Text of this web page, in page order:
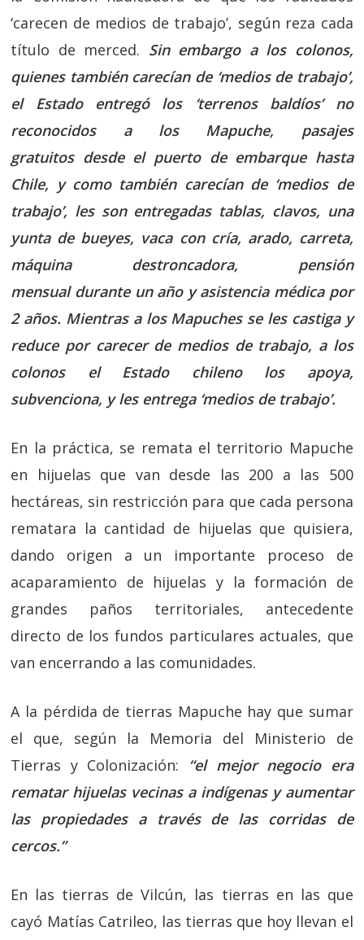
‘carecen de medios de trabajo’, según reza cada
título de merced. Sin embargo a los colonos,
quienes también carecían de ‘medios de trabajo’,
el Estado entregó los ‘terrenos baldíos’ no
reconocidos a los Mapuche, pasajes
gratuitos desde el puerto de embarque hasta
Chile, y como también carecían de ‘medios de
trabajo’, les son entregadas tablas, clavos, una
yunta de bueyes, vaca con cría, arado, carreta,
máquina destroncadora, pensión
mensual durante un año y asistencia médica por
2 años. Mientras a los Mapuches se les castiga y
reduce por carecer de medios de trabajo, a los
colonos el Estado chileno los apoya,
subvenciona, y les entrega ‘medios de trabajo’.
En la práctica, se remata el territorio Mapuche
en hijuelas que van desde las 200 a las 500
hectáreas, sin restricción para que cada persona
rematara la cantidad de hijuelas que quisiera,
dando origen a un importante proceso de
acaparamiento de hijuelas y la formación de
grandes paños territoriales, antecedente
directo de los fundos particulares actuales, que
van encerrando a las comunidades.
A la pérdida de tierras Mapuche hay que sumar
el que, según la Memoria del Ministerio de
Tierras y Colonización: “el mejor negocio era
rematar hijuelas vecinas a indígenas y aumentar
las propiedades a través de las corridas de
cercos.”
En las tierras de Vilcún, las tierras en las que
cayó Matías Catrileo, las tierras que hoy llevan el